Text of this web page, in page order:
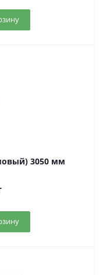
3050 мм